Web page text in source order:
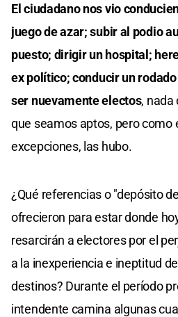
El ciudadano nos vio
juego de azar; subir al podio
puesto; dirigir un hospital;
ex político; conducir un
ser nuevamente electos, nada
que seamos aptos, pero como
excepciones, las hubo.
¿Qué referencias o "depósito
ofrecieron para estar donde
resarcirán a electores por el
a la inexperiencia e ineptitud
destinos? Durante el período
intendente camina algunas